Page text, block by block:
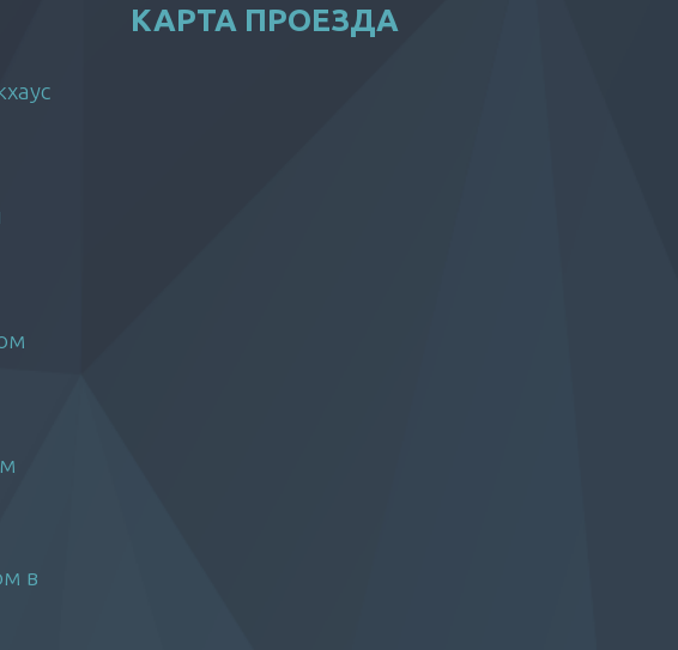
в
КАРТА ПРОЕЗДА